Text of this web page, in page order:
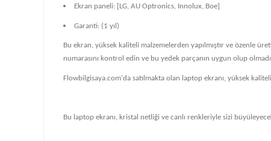
Ekran paneli: [LG, AU Optronics, Innolux, Boe]
Garanti: (1 yıl)
Bu ekran, yüksek kaliteli malzemelerden yapılmıştır ve özenle
numarasını kontrol edin ve bu yedek parçanın uygun olup
Flowbilgisaya.com'da satılmakta olan laptop ekranı, yüksek
Bu laptop ekranı, kristal netliği ve canlı renkleriyle sizi